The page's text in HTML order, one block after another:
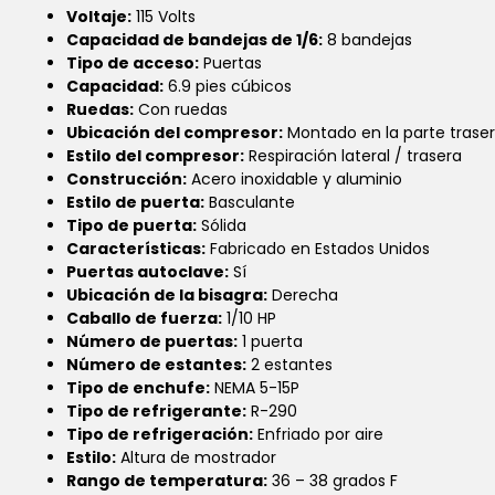
Voltaje: 115 Volts
Capacidad de bandejas de 1/6: 8 bandejas
Tipo de acceso: Puertas
Capacidad: 6.9 pies cúbicos
Ruedas: Con ruedas
Ubicación del compresor: Montado en la parte
Estilo del compresor: Respiración lateral / trasera
Construcción: Acero inoxidable y aluminio
Estilo de puerta: Basculante
Tipo de puerta: Sólida
Características: Fabricado en Estados Unidos
Puertas autoclave: Sí
Ubicación de la bisagra: Derecha
Caballo de fuerza: 1/10 HP
Número de puertas: 1 puerta
Número de estantes: 2 estantes
Tipo de enchufe: NEMA 5-15P
Tipo de refrigerante: R-290
Tipo de refrigeración: Enfriado por aire
Estilo: Altura de mostrador
Rango de temperatura: 36 – 38 grados F